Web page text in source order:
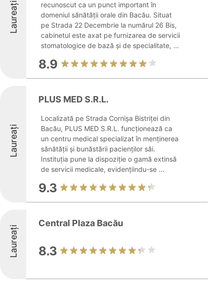
Laureați
recunoscut ca un punct important în
domeniul sănătății orale din Bacău. Situat
pe Strada 22 Decembrie la numărul 26 Bis,
cabinetul este axat pe furnizarea de servicii
stomatologice de bază și de specialitate, ...
8.9
Laureați
PLUS MED S.R.L.
Localizată pe Strada Cornișa Bistriței din
Bacău, PLUS MED S.R.L. funcționează ca
un centru medical specializat în menținerea
sănătății și bunăstării pacienților săi.
Instituția pune la dispoziție o gamă extinsă
de servicii medicale, evidențiindu-se ...
9.3
Laureați
Central Plaza Bacău
8.3